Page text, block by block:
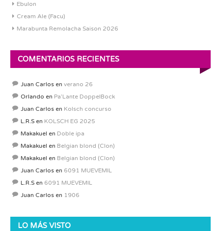
Ebulon
Cream Ale (Facu)
Marabunta Remolacha Saison 2026
COMENTARIOS RECIENTES
Juan Carlos en verano 26
Orlando en Pa’Lante DoppelBock
Juan Carlos en Kolsch concurso
L.R.S en KOLSCH EG 2025
Makakuel en Doble ipa
Makakuel en Belgian blond (Clon)
Makakuel en Belgian blond (Clon)
Juan Carlos en 6091 MUEVEMIL
L.R.S en 6091 MUEVEMIL
Juan Carlos en 1906
LO MÁS VISTO